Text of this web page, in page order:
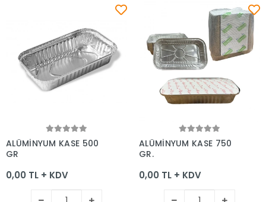
Sepete Ekle
ALÜMİNYUM KASE 500
GR
0,00 TL + KDV
Sepete Ekle
ALÜMİNYUM KASE 750
GR.
0,00 TL + KDV